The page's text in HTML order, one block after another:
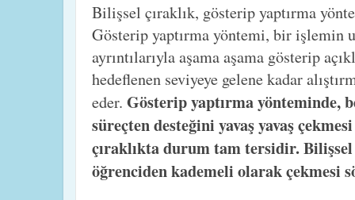
Bilişsel çıraklık, gösterip yaptırma
Gösterip yaptırma yöntemi, bir işlemin
ayrıntılarıyla aşama aşama gösterip
hedeflenen seviyeye gelene kadar
eder. Gösterip yaptırma yönteminde,
süreçten desteğini yavaş yavaş
çıraklıkta durum tam tersidir. Bilişsel
öğrenciden kademeli olarak çekmesi